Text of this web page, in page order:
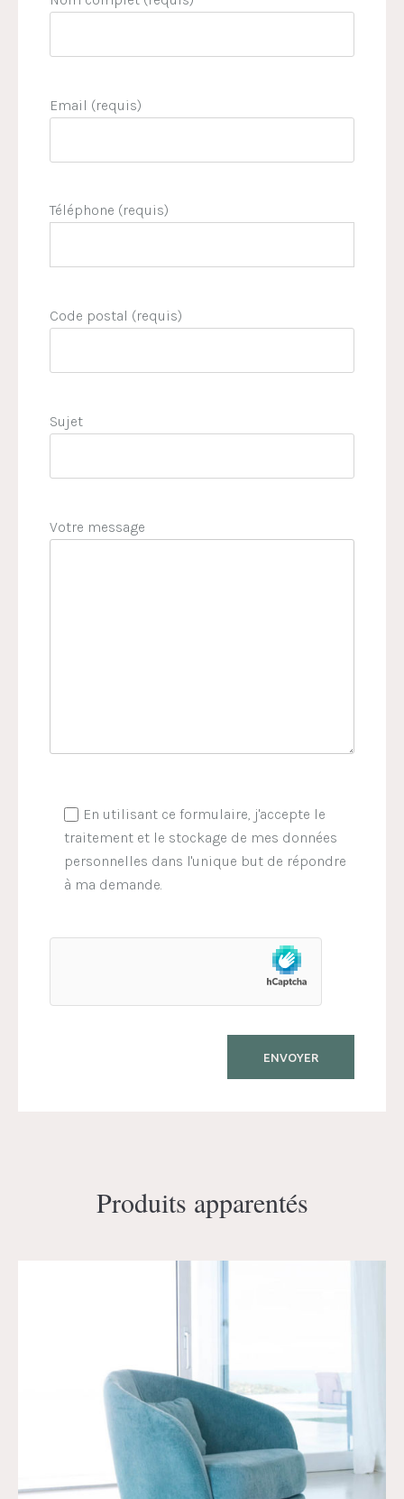
Email (requis)
Téléphone (requis)
Code postal (requis)
Sujet
Votre message
En utilisant ce formulaire, j'accepte le
traitement et le stockage de mes données
personnelles dans l'unique but de répondre
à ma demande.
Produits apparentés